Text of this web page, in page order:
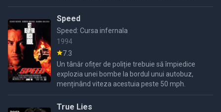
amuzantă prin țară pentru a o returna în Aspen.
Speed
Speed: Cursa infernala
1994
7.3
Un tânăr ofițer de poliție trebuie să împiedice
explozia unei bombe la bordul unui autobuz,
menținând viteza acestuia peste 50 mph.
True Lies